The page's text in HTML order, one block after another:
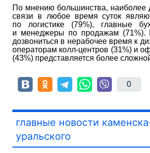
По мнению большинства, наиболее
связи в любое время суток
по логистике (79%), главные
и менеджеры по продажам
дозвониться в нерабочее время к
операторам колл-центров (31%) и
(43%) представляется более
0
главные новости
уральского